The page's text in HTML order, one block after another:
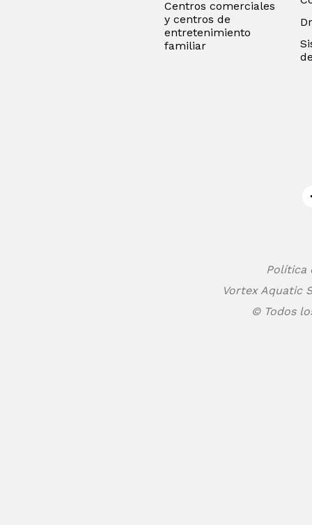
Centros comerciales
y centros de
entretenimiento
familiar
Política
Vortex Aquatic
© Todos